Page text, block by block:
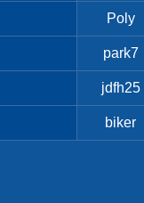
Poly
park7
jdfh25
biker